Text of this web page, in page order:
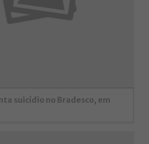
suicídio no Bradesco, em